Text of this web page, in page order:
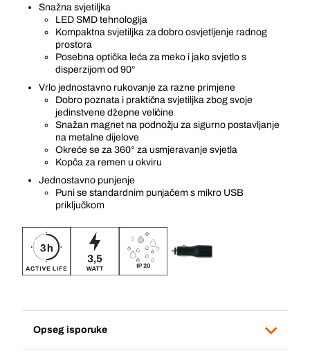
Snažna svjetiljka
LED SMD tehnologija
Kompaktna svjetiljka za dobro osvjetljenje radnog
prostora
Posebna optička leća za meko i jako svjetlo s
disperzijom od 90°
Vrlo jednostavno rukovanje za razne primjene
Dobro poznata i praktična svjetiljka zbog svoje
jedinstvene džepne veličine
Snažan magnet na podnožju za sigurno postavljanje
na metalne dijelove
Okreće se za 360° za usmjeravanje svjetla
Kopča za remen u okviru
Jednostavno punjenje
Puni se standardnim punjačem s mikro USB
priključkom
Opseg isporuke